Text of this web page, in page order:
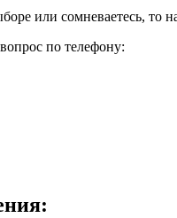
или сомневаетесь, то
по телефону: